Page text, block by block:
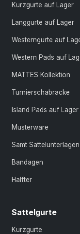
Kurzgurte auf Lager
Langgurte auf Lager
Westerngurte auf
Western Pads auf
MATTES Kollektion
Turnierschabracke
Island Pads auf Lager
Musterware
Samt Sattelunterlagen
Bandagen
Halfter
Sattelgurte
Kurzgurte